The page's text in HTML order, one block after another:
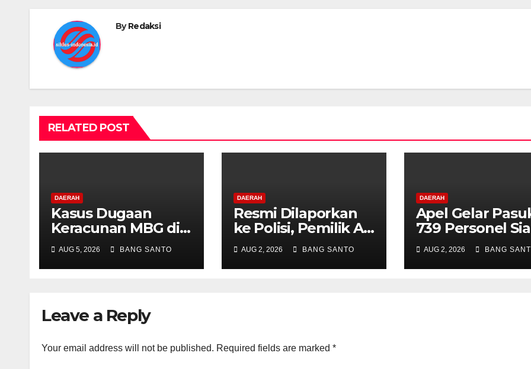
ByRedaksi
RELATED POST
DAERAH
Kasus Dugaan
Keracunan MBG di
Depapre Jayapura,
Aktivis Papua Minta
Operasional Dapur
Menyeluruh
AUG 5, 2026 BANG SANTO
DAERAH
Resmi Dilaporkan
ke Polisi, Pemilik AA
Konveksi
Didampingi Tim
Advokat Lentera
AUG 2, 2026 BANG SANTO
DAERAH
Apel Gelar
739 Personel
Amankan Aksi
Damai KNPB di
Kantor MRP
AUG 2, 2026 BANG
Leave a Reply
Your email address will not be published. Required fields are marked *